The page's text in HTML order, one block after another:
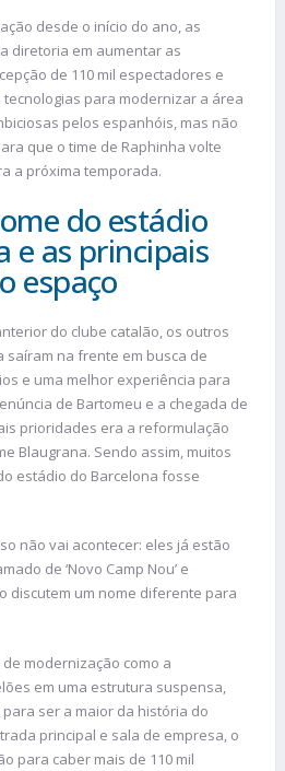
desde o início do ano, as
diretoria em aumentar as
de 110 mil espectadores e
para modernizar a área
pelos espanhóis, mas não
que o time de Raphinha volte
a próxima temporada.
do estádio
e as principais
espaço
do clube catalão, os outros
saíram na frente em busca de
e uma melhor experiência para
de Bartomeu e a chegada de
prioridades era a reformulação
Blaugrana. Sendo assim, muitos
estádio do Barcelona fosse
não vai acontecer: eles já estão
de ‘Novo Camp Nou’ e
discutem um nome diferente para
modernização como a
em uma estrutura suspensa,
ser a maior da história do
principal e sala de empresa, o
para caber mais de 110 mil